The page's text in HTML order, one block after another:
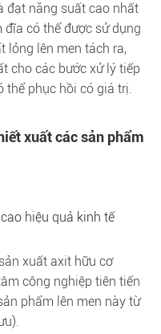
đạt năng suất cao nhất
đĩa có thể được sử dụng
lỏng lên men tách ra,
cho các bước xử lý tiếp
thể phục hồi có giá trị.
xuất các sản phẩm
hiệu quả kinh tế
xuất axit hữu cơ
công nghiệp tiên tiến
phẩm lên men này từ